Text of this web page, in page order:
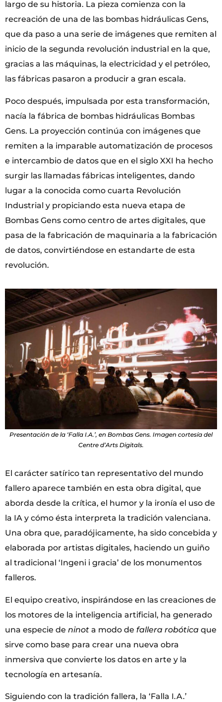
largo de su historia. La pieza comienza con la
recreación de una de las bombas hidráulicas Gens,
que da paso a una serie de imágenes que remiten al
inicio de la segunda revolución industrial en la que,
gracias a las máquinas, la electricidad y el petróleo,
las fábricas pasaron a producir a gran escala.
Poco después, impulsada por esta transformación,
nacía la fábrica de bombas hidráulicas Bombas
Gens. La proyección continúa con imágenes que
remiten a la imparable automatización de procesos
e intercambio de datos que en el siglo XXI ha hecho
surgir las llamadas fábricas inteligentes, dando
lugar a la conocida como cuarta Revolución
Industrial y propiciando esta nueva etapa de
Bombas Gens como centro de artes digitales, que
pasa de la fabricación de maquinaria a la fabricación
de datos, convirtiéndose en estandarte de esta
revolución.
Presentación de la ‘Falla I.A.’, en Bombas Gens. Imagen cortesía del
Centre d’Arts Digitals.
El carácter satírico tan representativo del mundo
fallero aparece también en esta obra digital, que
aborda desde la crítica, el humor y la ironía el uso de
la IA y cómo ésta interpreta la tradición valenciana.
Una obra que, paradójicamente, ha sido concebida y
elaborada por artistas digitales, haciendo un guiño
al tradicional ‘Ingeni i gracia’ de los monumentos
falleros.
El equipo creativo, inspirándose en las creaciones de
los motores de la inteligencia artificial, ha generado
una especie de ninot a modo de fallera robótica que
sirve como base para crear una nueva obra
inmersiva que convierte los datos en arte y la
tecnología en artesanía.
Siguiendo con la tradición fallera, la ‘Falla I.A.’